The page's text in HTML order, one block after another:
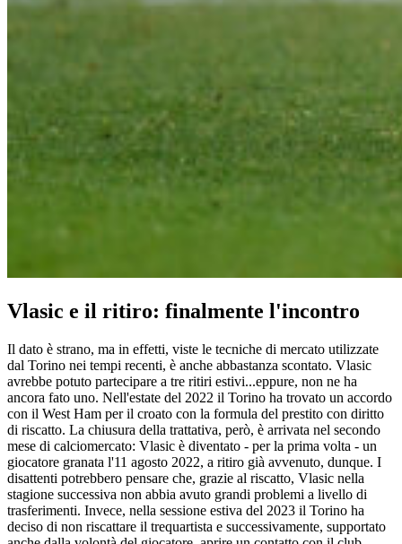
Vlasic e il ritiro: finalmente l'incontro
Il dato è strano, ma in effetti, viste le tecniche di mercato utilizzate
dal Torino nei tempi recenti, è anche abbastanza scontato. Vlasic
avrebbe potuto partecipare a tre ritiri estivi...eppure, non ne ha
ancora fato uno. Nell'estate del 2022 il Torino ha trovato un accordo
con il West Ham per il croato con la formula del prestito con diritto
di riscatto. La chiusura della trattativa, però, è arrivata nel secondo
mese di calciomercato: Vlasic è diventato - per la prima volta - un
giocatore granata l'11 agosto 2022, a ritiro già avvenuto, dunque. I
disattenti potrebbero pensare che, grazie al riscatto, Vlasic nella
stagione successiva non abbia avuto grandi problemi a livello di
trasferimenti. Invece, nella sessione estiva del 2023 il Torino ha
deciso di non riscattare il trequartista e successivamente, supportato